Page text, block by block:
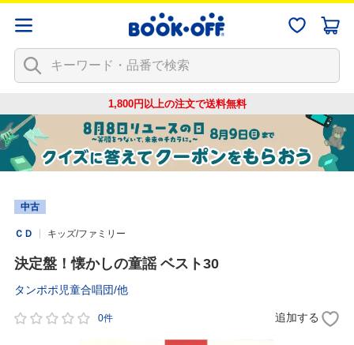
1,800円以上の注文で送料無料
中古
ＣＤ キッズ/ファミリー
決定盤！懐かしの童謡 ベスト30
タンポポ児童合唱団/他
0件 追加する